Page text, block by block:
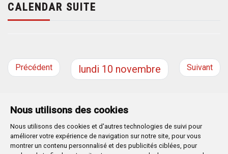
Nous utilisons des cookies
Nous utilisons des cookies et d'autres technologies de suivi pour
améliorer votre expérience de navigation sur notre site, pour vous
montrer un contenu personnalisé et des publicités ciblées, pour
CALENDAR SUITE
Précédent lundi 10 novembre Suivant
Plaza Mayor 1- 09071BURGOS
947 288 800 CIF: P-0906100-C